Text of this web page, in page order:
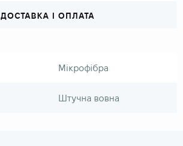
ДОСТАВКА І ОПЛАТА
Мікрофібра
Штучна вовна